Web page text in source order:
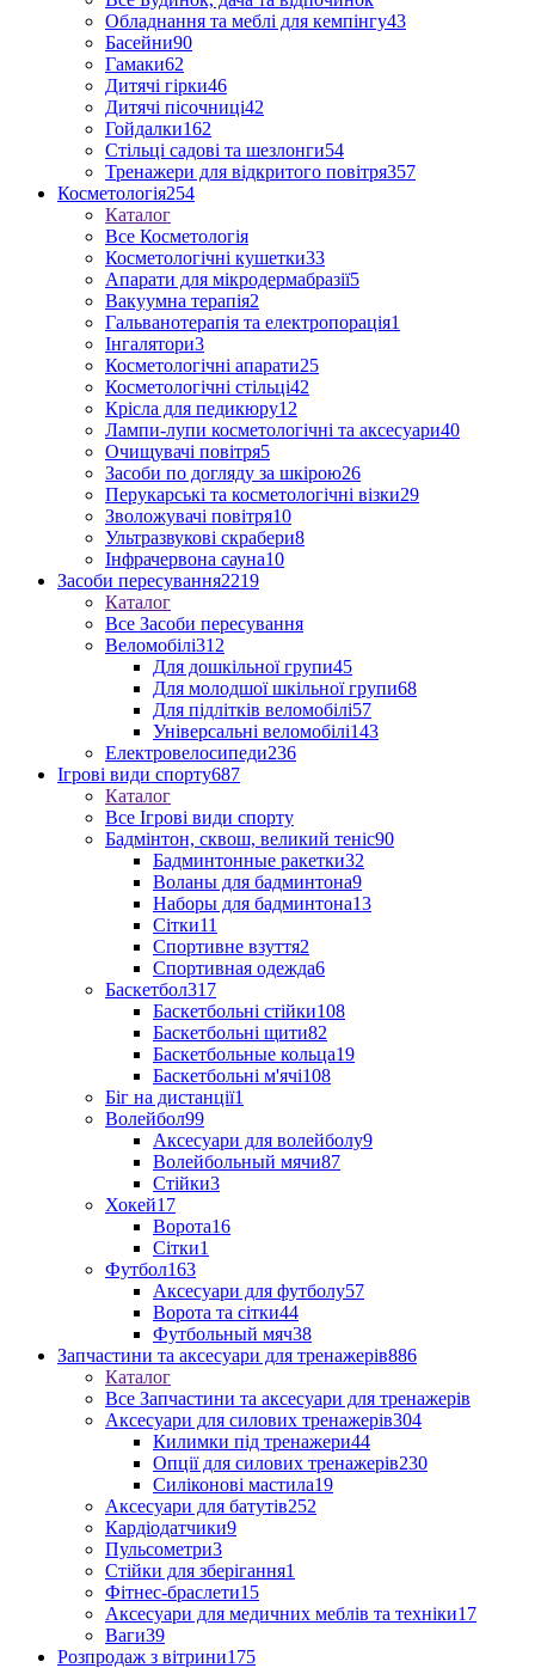
Обладнання та меблі для кемпінгу43
Басейни90
Гамаки62
Дитячі гірки46
Дитячі пісочниці42
Гойдалки162
Стільці садові та шезлонги54
Тренажери для відкритого повітря357
Косметологія254
Каталог
Все Косметологія
Косметологічні кушетки33
Апарати для мікродермабразії5
Вакуумна терапія2
Гальванотерапія та електропорація1
Інгалятори3
Косметологічні апарати25
Косметологічні стільці42
Крісла для педикюру12
Лампи-лупи косметологічні та аксесуари40
Очищувачі повітря5
Засоби по догляду за шкірою26
Перукарські та косметологічні візки29
Зволожувачі повітря10
Ультразвукові скрабери8
Інфрачервона сауна10
Засоби пересування2219
Каталог
Все Засоби пересування
Веломобілі312
Для дошкільної групи45
Для молодшої шкільної групи68
Для підлітків веломобілі57
Універсальні веломобілі143
Електровелосипеди236
Ігрові види спорту687
Каталог
Все Ігрові види спорту
Бадмінтон, сквош, великий теніс90
Бадминтонные ракетки32
Воланы для бадминтона9
Наборы для бадминтона13
Сітки11
Спортивне взуття2
Спортивная одежда6
Баскетбол317
Баскетбольні стійки108
Баскетбольні щити82
Баскетбольные кольца19
Баскетбольні м'ячі108
Біг на дистанції1
Волейбол99
Аксесуари для волейболу9
Волейбольный мячи87
Стійки3
Хокей17
Ворота16
Сітки1
Футбол163
Аксесуари для футболу57
Ворота та сітки44
Футбольный мяч38
Запчастини та аксесуари для тренажерів886
Каталог
Все Запчастини та аксесуари для тренажерів
Аксесуари для силових тренажерів304
Килимки під тренажери44
Опції для силових тренажерів230
Силіконові мастила19
Аксесуари для батутів252
Кардіодатчики9
Пульсометри3
Стійки для зберігання1
Фітнес-браслети15
Аксесуари для медичних меблів та техніки17
Ваги39
Розпродаж з вітрини175